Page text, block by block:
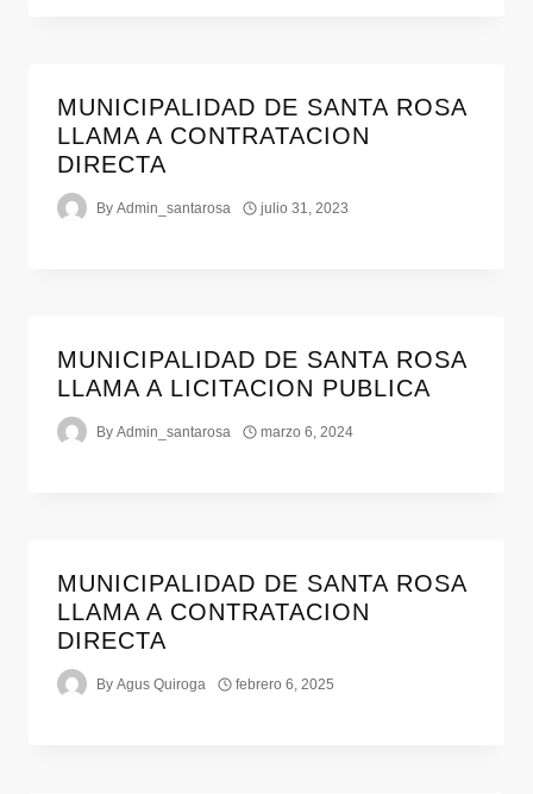
MUNICIPALIDAD DE SANTA ROSA
LLAMA A CONTRATACION
DIRECTA
By Admin_santarosa julio 31, 2023
MUNICIPALIDAD DE SANTA ROSA
LLAMA A LICITACION PUBLICA
By Admin_santarosa marzo 6, 2024
MUNICIPALIDAD DE SANTA ROSA
LLAMA A CONTRATACION
DIRECTA
By Agus Quiroga febrero 6, 2025